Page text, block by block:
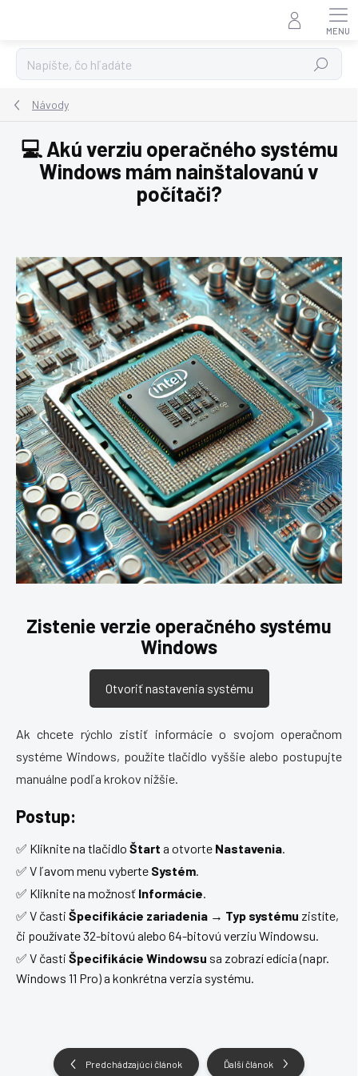
Hľadať
Návody
💻 Akú verziu operačného systému
Windows mám nainštalovanú v
počítači?
Zistenie verzie operačného systému
Windows
Otvoriť nastavenia systému
Ak chcete rýchlo zistiť informácie o svojom operačnom
systéme Windows, použite tlačidlo vyššie alebo postupujte
manuálne podľa krokov nižšie.
Postup:
✅ Kliknite na tlačidlo Štart a otvorte Nastavenia.
✅ V ľavom menu vyberte Systém.
✅ Kliknite na možnosť Informácie.
✅ V časti Špecifikácie zariadenia → Typ systému zistíte,
či používate 32-bitovú alebo 64-bitovú verziu Windowsu.
✅ V časti Špecifikácie Windowsu sa zobrazí edícia (napr.
Windows 11 Pro) a konkrétna verzia systému.
Predchádzajúci článok Ďalší článok